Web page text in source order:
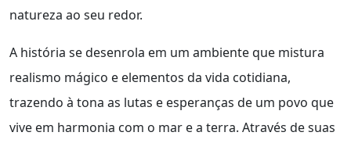
natureza ao seu redor.
A história se desenrola em um ambiente que mistura
realismo mágico e elementos da vida cotidiana,
trazendo à tona as lutas e esperanças de um povo que
vive em harmonia com o mar e a terra. Através de suas